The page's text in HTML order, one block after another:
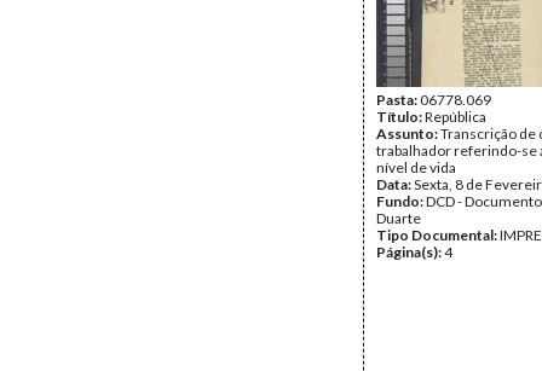
Pasta:06778.069
Título:República
Assunto:Transcrição de
trabalhador referindo-se
nível de vida
Data:Sexta, 8 de
Fundo:DCD -
Duarte
Tipo Documental:
Página(s):4